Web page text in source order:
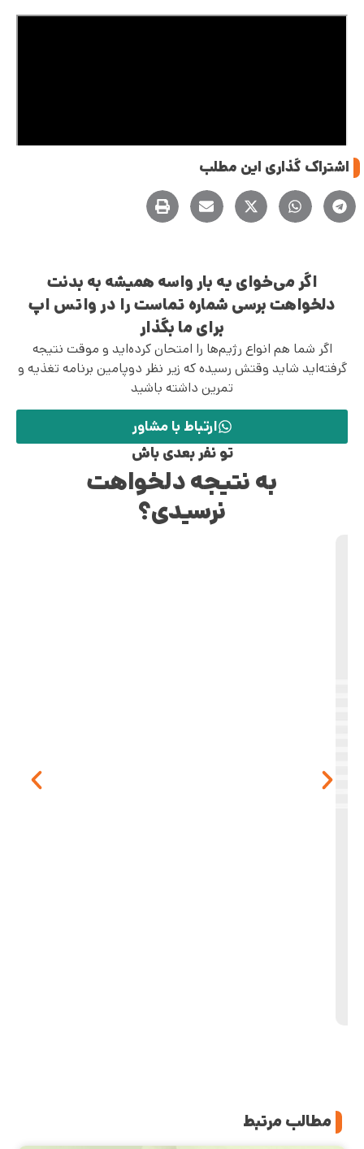
اشتراک گذاری این مطلب
اگر می‌خوای یه بار واسه همیشه به بدنت
دلخواهت برسی شماره تماست را در واتس اپ
برای ما بگذار
اگر شما هم انواع رژیم‌ها را امتحان کرده‌اید و موقت نتیجه
گرفته‌اید شاید وقتش رسیده که زیر نظر دوپامین برنامه تغذیه و
تمرین داشته باشید
ارتباط با مشاور
تو نفر بعدی باش
به نتیجه دلخواهت
نرسیدی؟
مطالب مرتبط